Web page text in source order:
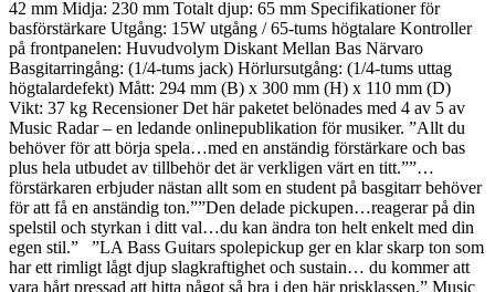
42 mm Midja: 230 mm Totalt djup: 65 mm Specifikationer för
basförstärkare Utgång: 15W utgång / 65-tums högtalare Kontroller
på frontpanelen: Huvudvolym Diskant Mellan Bas Närvaro
Basgitarringång: (1/4-tums jack) Hörlursutgång: (1/4-tums uttag
högtalardefekt) Mått: 294 mm (B) x 300 mm (H) x 110 mm (D)
Vikt: 37 kg Recensioner Det här paketet belönades med 4 av 5 av
Music Radar – en ledande onlinepublikation för musiker. ”Allt du
behöver för att börja spela…med en anständig förstärkare och bas
plus hela utbudet av tillbehör det är verkligen värt en titt.””…
förstärkaren erbjuder nästan allt som en student på basgitarr behöver
för att få en anständig ton.””Den delade pickupen…reagerar på din
spelstil och styrkan i ditt val…du kan ändra ton helt enkelt med din
egen stil.” ”LA Bass Guitars spolepickup ger en klar skarp ton som
har ett rimligt lågt djup slagkraftighet och sustain… du kommer att
vara hårt pressad att hitta något så bra i den här prisklassen.” Music